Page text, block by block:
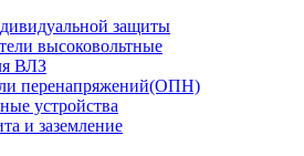
защиты
высоковольтные
ВЛЗ
перенапряжений(ОПН)
устройства
и заземление